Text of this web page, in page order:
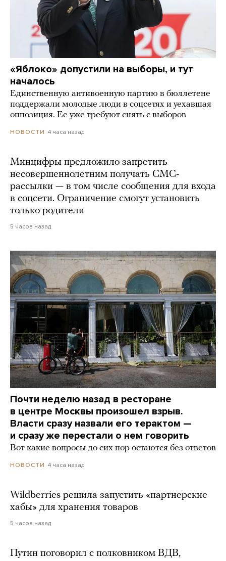
«Яблоко» допустили на выборы, и тут
началось
Единственную антивоенную партию в бюллетене
поддержали молодые люди в соцсетях и уехавшая
оппозиция. Ее уже требуют снять с выборов
НОВОСТИ 4 часа назад
Минцифры предложило запретить
несовершеннолетним получать СМС-
рассылки — в том числе сообщения для входа
в соцсети. Ограничение смогут установить
только родители
5 часов назад
Почти неделю назад в ресторане
в центре Москвы произошел взрыв.
Власти сразу назвали его терактом —
и сразу же перестали о нем говорить
Вот какие вопросы до сих пор остаются без ответов
НОВОСТИ 4 часа назад
Wildberries решила запустить «партнерские
хабы» для хранения товаров
5 часов назад
Путин поговорил с полковником ВДВ,